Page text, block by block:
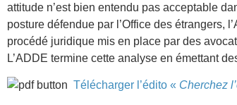
attitude n’est bien entendu pas acceptable
posture défendue par l’Office des étrangers,
procédé juridique mis en place par des
L’ADDE termine cette analyse en émettant
Télécharger l’édito « Cherchez